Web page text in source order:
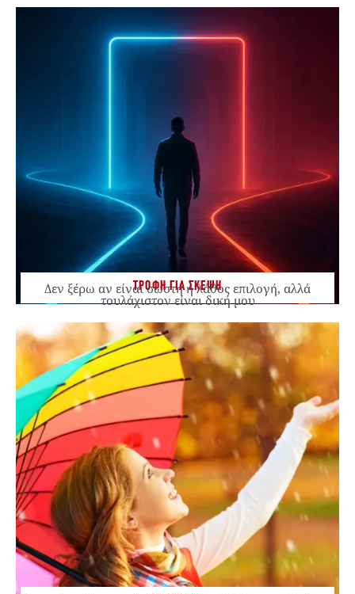
ΤΡΟΦΗ ΓΙΑ ΣΚΕΨΗ
Δεν ξέρω αν είναι σωστή ή λάθος επιλογή, αλλά
τουλάχιστον είναι δική μου